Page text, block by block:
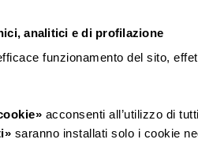
analitici e di profilazione
funzionamento del sito,
acconsenti all’utilizzo di
saranno installati solo i cookie
CERDISA RICCHETTI